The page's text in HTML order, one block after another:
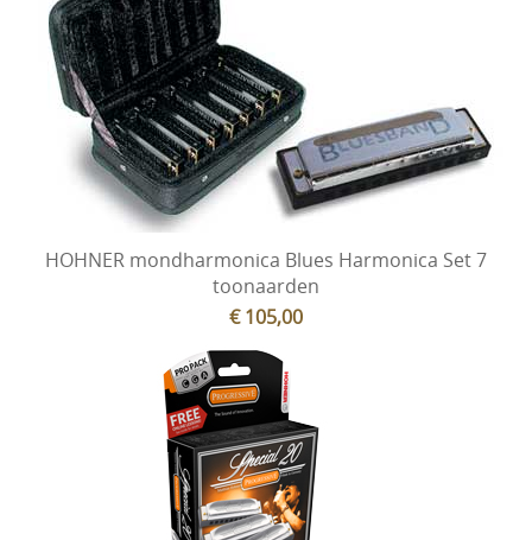
HOHNER mondharmonica Blues Harmonica Set 7
toonaarden
€ 105,00